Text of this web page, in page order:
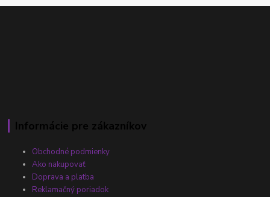
Informácie pre zákazníkov
Obchodné podmienky
Ako nakupovať
Doprava a platba
Reklamačný poriadok